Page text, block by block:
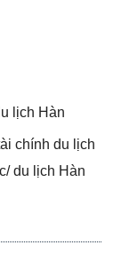
lịch Hàn
chính du lịch
/du lịch Hàn